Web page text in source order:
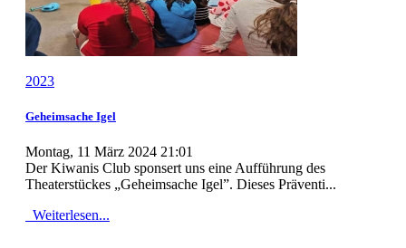
2023
Geheimsache Igel
Montag, 11 März 2024 21:01
Der Kiwanis Club sponsert uns eine Aufführung des
Theaterstückes „Geheimsache Igel”. Dieses Präventi...
Weiterlesen...